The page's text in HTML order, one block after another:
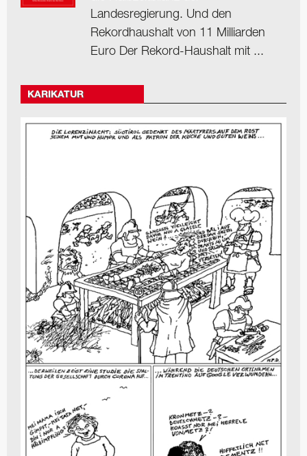
Landesregierung. Und den
Rekordhaushalt von 11 Milliarden
Euro Der Rekord-Haushalt mit ...
KARIKATUR